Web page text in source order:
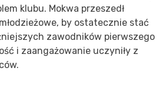
klubu. Mokwa przeszedł
by ostatecznie stać
zawodników pierwszego
i zaangażowanie uczyniły z